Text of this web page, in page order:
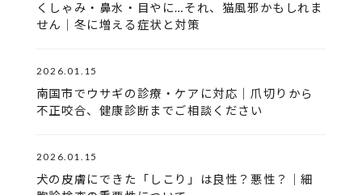
くしゃみ・鼻水・目やに…それ、猫風邪かもしれま
せん｜冬に増える症状と対策
2026.01.15
南国市でウサギの診療・ケアに対応｜爪切りから
不正咬合、健康診断までご相談ください
2026.01.15
犬の皮膚にできた「しこり」は良性？悪性？｜細